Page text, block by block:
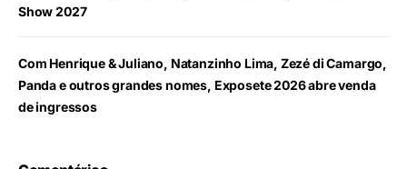
Show 2027
Com Henrique & Juliano, Natanzinho Lima, Zezé di Camargo,
Panda e outros grandes nomes, Exposete 2026 abre venda
de ingressos